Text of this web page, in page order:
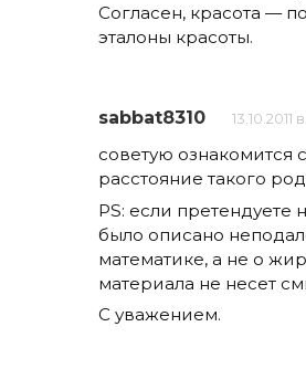
Согласен, красота —
эталоны красоты.
sabbat8310 13.10.2011
советую ознакомится
расстояние такого
PS: если
было описано
математике, а не о
материала не несет
С уважением.